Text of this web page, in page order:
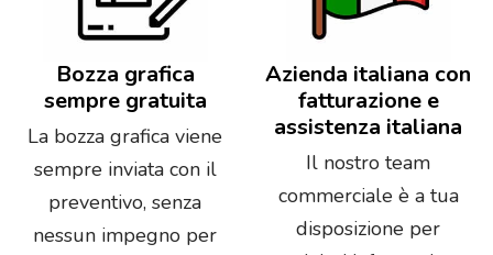
Bozza grafica
sempre gratuita
La bozza grafica viene
sempre inviata con il
preventivo, senza
nessun impegno per
Azienda italiana con
fatturazione e
assistenza italiana
Il nostro team
commerciale è a tua
disposizione per